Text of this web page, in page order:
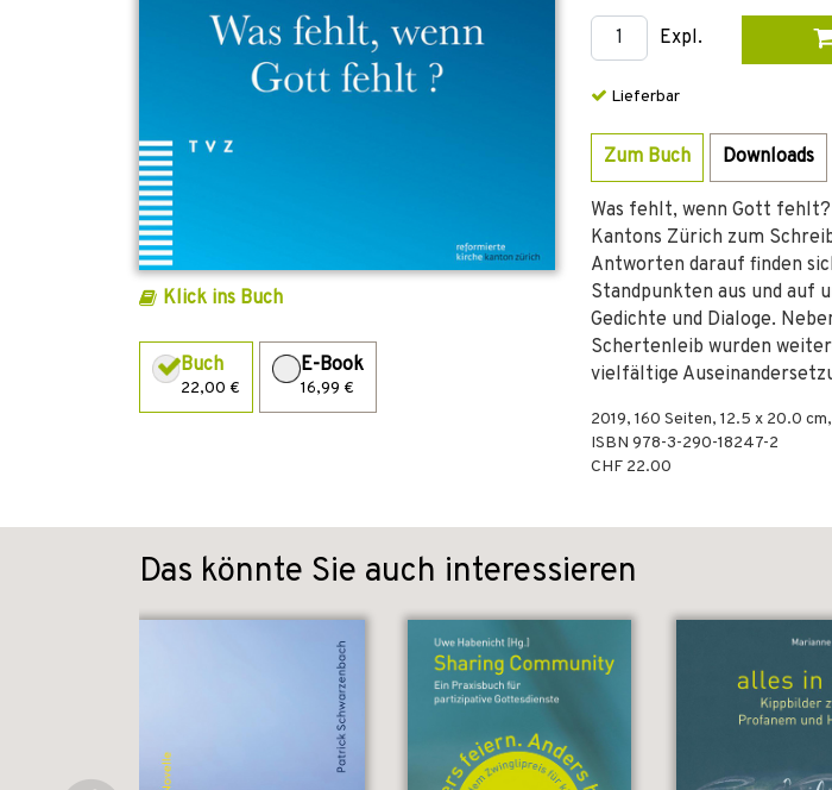
Klick ins Buch
Buch
22,00 €
E-Book
16,99 €
Expl.
Lieferbar
Zum Buch Downloads
Was fehlt, wenn Gott
Kantons Zürich zum
Antworten darauf finden
Standpunkten aus und auf
Gedichte und Dialoge.
Schertenleib wurden
vielfältige
2019, 160 Seiten, 12.5 x 20.0 cm,
ISBN 978-3-290-18247-2
CHF 22.00
Das könnte Sie auch interessieren